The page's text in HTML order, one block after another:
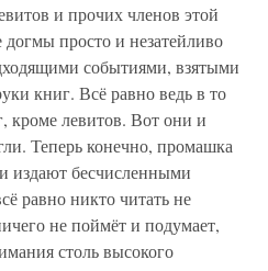
и прочих членов этой
просто и незатейливо
событиями, взятыми
книг. Всё равно ведь в то
кроме левитов. Вот они и
Теперь конечно, промашка
издают бесчисленными
равно никто читать не
не поймёт и подумает,
столь высокого